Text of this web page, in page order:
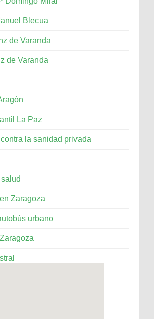
Blecua
de Varanda
de Varanda
La Paz
la sanidad privada
Zaragoza
urbano